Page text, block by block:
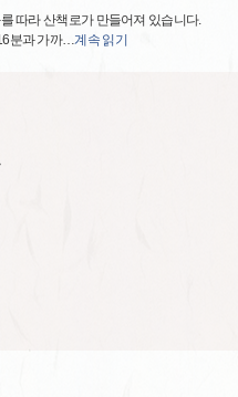
따라 산책로가 만들어져 있습니다.
분과 가까…계속 읽기